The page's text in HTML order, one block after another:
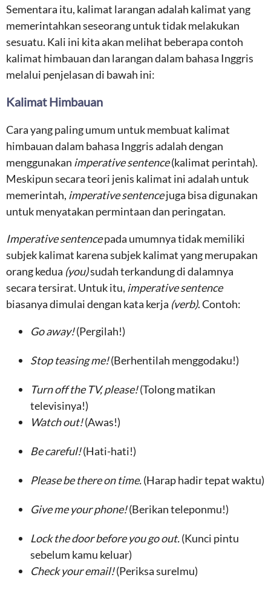
Sementara itu, kalimat larangan adalah kalimat yang
memerintahkan seseorang untuk tidak melakukan
sesuatu. Kali ini kita akan melihat beberapa contoh
kalimat himbauan dan larangan dalam bahasa Inggris
melalui penjelasan di bawah ini:
Kalimat Himbauan
Cara yang paling umum untuk membuat kalimat
himbauan dalam bahasa Inggris adalah dengan
menggunakan imperative sentence(kalimat perintah).
Meskipun secara teori jenis kalimat ini adalah untuk
memerintah, imperative sentencejuga bisa digunakan
untuk menyatakan permintaan dan peringatan.
Imperative sentencepada umumnya tidak memiliki
subjek kalimat karena subjek kalimat yang merupakan
orang kedua (you)sudah terkandung di dalamnya
secara tersirat. Untuk itu, imperative sentence
biasanya dimulai dengan kata kerja (verb). Contoh:
Go away!(Pergilah!)
Stop teasing me!(Berhentilah menggodaku!)
Turn off the TV, please!(Tolong matikan
televisinya!)
Watch out!(Awas!)
Be careful!(Hati-hati!)
Please be there on time.(Harap hadir tepat waktu)
Give me your phone!(Berikan teleponmu!)
Lock the door before you go out.(Kunci pintu
sebelum kamu keluar)
Check your email!(Periksa surelmu)